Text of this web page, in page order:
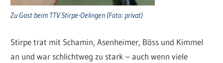
Zu Gast beim TTV Stirpe-Oelingen (Foto: privat)
Stirpe trat mit Schamin, Asenheimer, Böss und Kimmel
an und war schlichtweg zu stark – auch wenn viele